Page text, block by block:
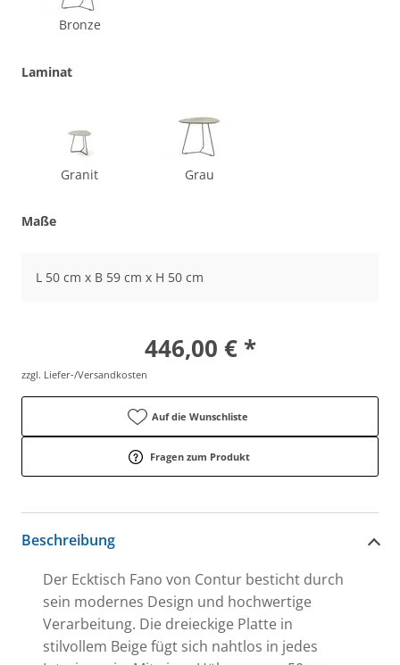
Bronze
Laminat
Granit Grau
Maße
L 50 cm x B 59 cm x H 50 cm
446,00 € *
zzgl. Liefer-/Versandkosten
Auf die Wunschliste
Fragen zum Produkt
Beschreibung
Der Ecktisch Fano von Contur besticht durch
sein modernes Design und hochwertige
Verarbeitung. Die dreieckige Platte in
stilvollem Beige fügt sich nahtlos in jedes